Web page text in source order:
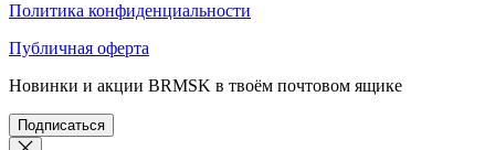
Политика конфиденциальности
Публичная оферта
Новинки и акции BRMSK в твоём почтовом ящике
Подписаться